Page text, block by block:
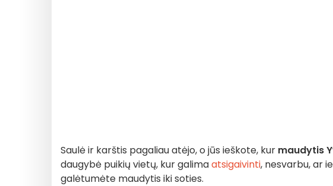
Saulė ir karštis pagaliau atėjo, o jūs ieškote, kur maudytis
daugybė puikių vietų, kur galimaatsigaivinti, nesvarbu, ar
galėtumėte maudytis iki soties.